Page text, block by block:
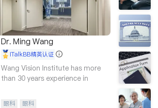
Dr. Ming Wang
iTalkBB精英认证
Wang Vision Institute has more
than 30 years experience in
眼科 眼科